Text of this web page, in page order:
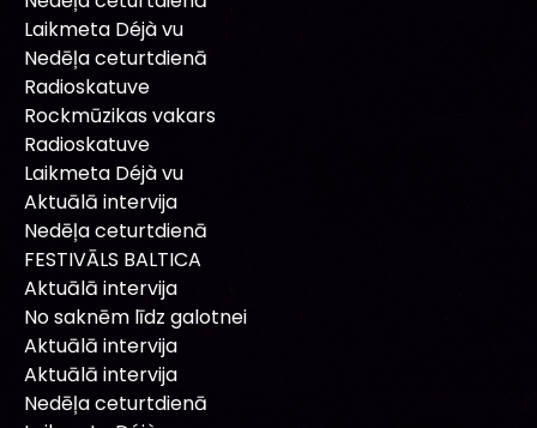
Laikmeta Déjà vu
Nedēļa ceturtdienā
Radioskatuve
Rockmūzikas vakars
Radioskatuve
Laikmeta Déjà vu
Aktuālā intervija
Nedēļa ceturtdienā
FESTIVĀLS BALTICA
Aktuālā intervija
No saknēm līdz galotnei
Aktuālā intervija
Aktuālā intervija
Nedēļa ceturtdienā